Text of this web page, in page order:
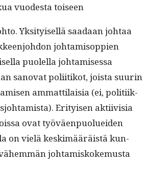
vuodes­ta toiseen
Yksi­tyisel­lä saadaan johtaa
johtamisop­pi­en
puolel­la johtamises­sa
sanovat poli­itikot, joista suurin
ammat­ti­laisia (ei, poli­ti­ik­
Eri­tyisen akti­ivisia
ovat työväen­puoluei­den
on vielä keskimääräistä kun­
johtamiskokemusta